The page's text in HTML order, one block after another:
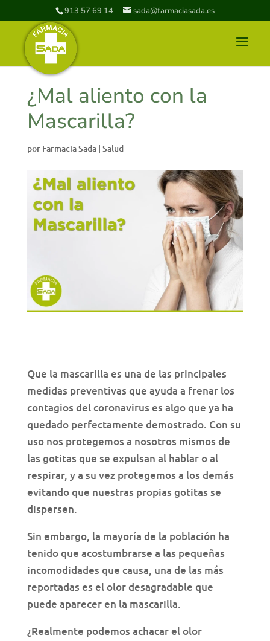
913 57 69 14 sada@farmaciasada.es
¿Mal aliento con la
Mascarilla?
por Farmacia Sada| Salud
Que la mascarilla es una de las principales
medidas preventivas que ayuda a frenar los
contagios del coronavirus es algo que ya ha
quedado perfectamente demostrado. Con su
uso nos protegemos a nosotros mismos de
las gotitas que se expulsan al hablar o al
respirar, y a su vez protegemos a los demás
evitando que nuestras propias gotitas se
dispersen.
Sin embargo, la mayoría de la población ha
tenido que acostumbrarse a las pequeñas
incomodidades que causa, una de las más
reportadas es el olor desagradable que
puede aparecer en la mascarilla.
¿Realmente podemos achacar el olor